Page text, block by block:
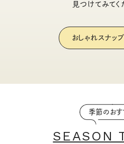
見つけてみてく
おしゃれスナッ
季節のおす
SEASON